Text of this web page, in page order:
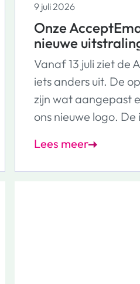
9 juli 2026
Onze
nieuwe
Vanaf 13 juli ziet de
iets anders uit. De
zijn wat aangepast
ons nieuwe logo. De inhoud en hoe je
Je kunt deze e-mail
gebruiken zoals je
Lees meer